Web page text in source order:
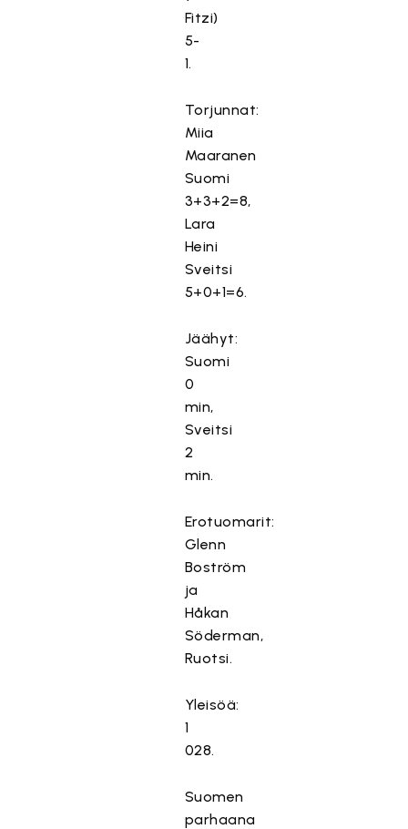
Fitzi)
5-
1.
Torjunnat:
Miia
Maaranen
Suomi
3+3+2=8,
Lara
Heini
Sveitsi
5+0+1=6.
Jäähyt:
Suomi
0
min,
Sveitsi
2
min.
Erotuomarit:
Glenn
Boström
ja
Håkan
Söderman,
Ruotsi.
Yleisöä:
1
028.
Suomen
parhaana